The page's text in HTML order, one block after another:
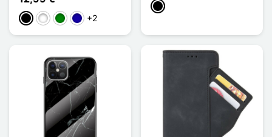
PretoBrancoVerdeAzul Escuro
+2
Preto